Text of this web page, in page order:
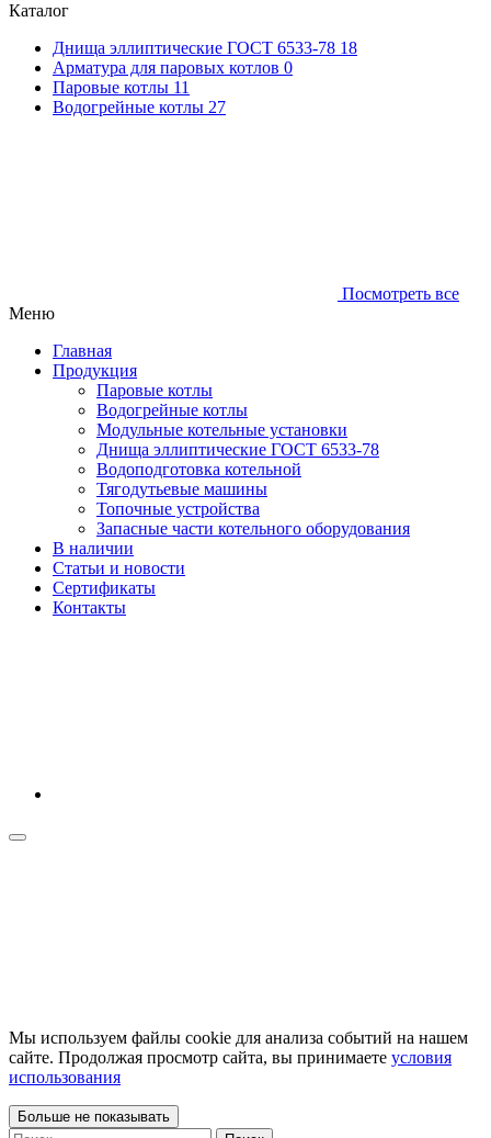
Каталог
Днища эллиптические ГОСТ 6533-78 18
Арматура для паровых котлов 0
Паровые котлы 11
Водогрейные котлы 27
Посмотреть все
Меню
Главная
Продукция
Паровые котлы
Водогрейные котлы
Модульные котельные установки
Днища эллиптические ГОСТ 6533-78
Водоподготовка котельной
Тягодутьевые машины
Топочные устройства
Запасные части котельного оборудования
В наличии
Статьи и новости
Сертификаты
Контакты
Мы используем файлы cookie для анализа событий на нашем
сайте. Продолжая просмотр сайта, вы принимаете условия
использования
Больше не показывать